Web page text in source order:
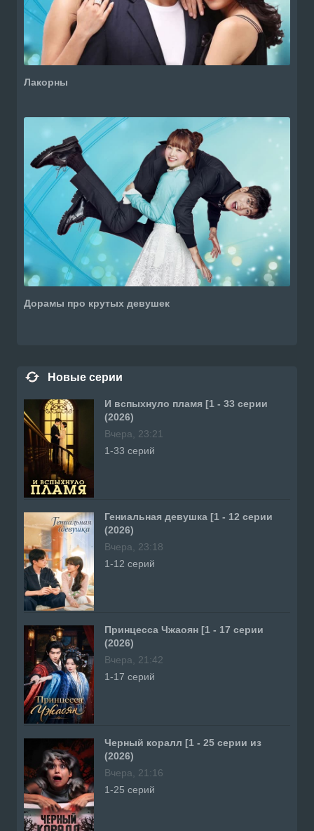
Лакорны
Дорамы про крутых девушек
Новые серии
И вспыхнуло пламя [1 - 33 серии
(2026)
Вчера, 23:21
1-33 серий
Гениальная девушка [1 - 12 серии
(2026)
Вчера, 23:18
1-12 серий
Принцесса Чжаоян [1 - 17 серии
(2026)
Вчера, 21:42
1-17 серий
Черный коралл [1 - 25 серии из
(2026)
Вчера, 21:16
1-25 серий